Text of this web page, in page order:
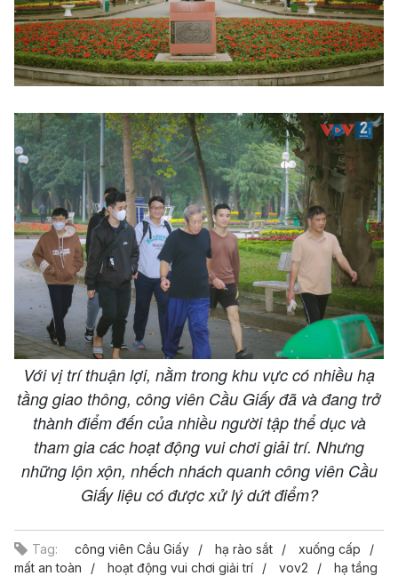
Với vị trí thuận lợi, nằm trong khu vực có nhiều hạ
tầng giao thông, công viên Cầu Giấy đã và đang trở
thành điểm đến của nhiều người tập thể dục và
tham gia các hoạt động vui chơi giải trí. Nhưng
những lộn xộn, nhếch nhách quanh công viên Cầu
Giấy liệu có được xử lý dứt điểm?
Tag: công viên Cầu Giấy hạ rào sắt
xuống cấp
mất an toàn
hoạt động vui chơi giải trí vov2 hạ tầng